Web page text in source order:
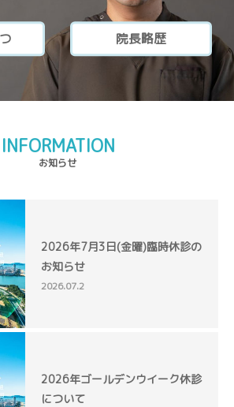
院長略歴
INFORMATION
お知らせ
2026年7月3日(金曜)臨時休診の
お知らせ
2026.07.2
2026年ゴールデンウイーク休診
について